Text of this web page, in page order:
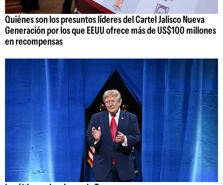
Quiénes son los presuntos líderes del Cartel Jalisco Nueva
Generación por los que EEUU ofrece más de US$100 millones
en recompensas